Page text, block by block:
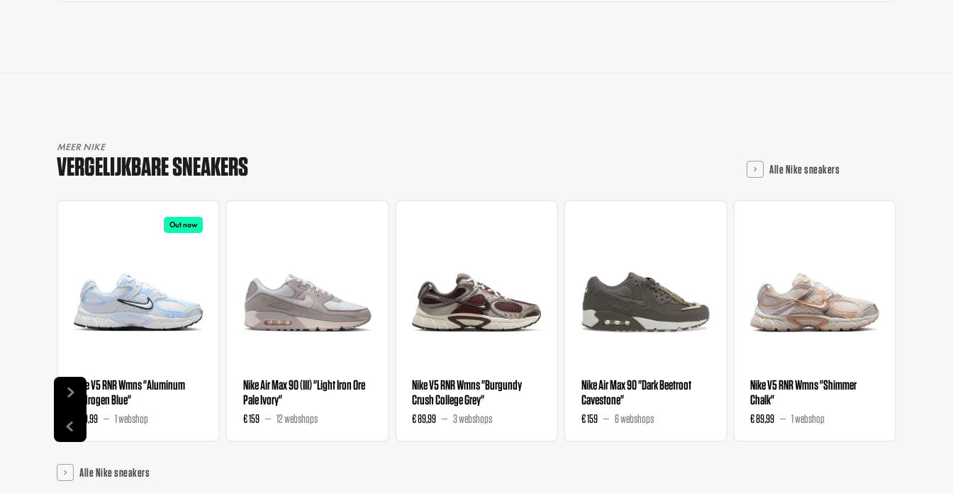
MEER NIKE
VERGELIJKBARE SNEAKERS Alle Nike sneakers
Out now
Nike V5 RNR Wmns "Aluminum
Hydrogen Blue"
€ 89,99 1 webshop
Nike Air Max 90 (III) "Light Iron Ore
Pale Ivory"
€ 159 12 webshops
Nike V5 RNR Wmns "Burgundy
Crush College Grey"
€ 89,99 3 webshops
Nike Air Max 90 "Dark Beetroot
Cavestone"
€ 159 6 webshops
Nike V5 RNR Wmns "Shimmer
Chalk"
€ 89,99 1 webshop
Alle Nike sneakers